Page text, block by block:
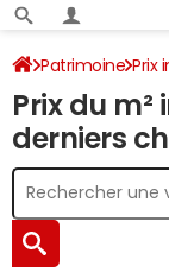
Patrimoine Prix
Prix du
derniers